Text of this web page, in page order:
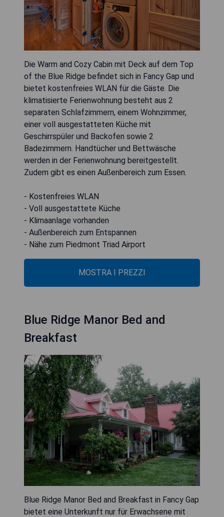
Die Warm and Cozy Cabin mit Deck auf dem Top
of the Blue Ridge befindet sich in Fancy Gap und
bietet kostenfreies WLAN für die Gäste. Die
klimatisierte Ferienwohnung besteht aus 2
separaten Schlafzimmern, einem Wohnzimmer,
einer voll ausgestatteten Küche mit
Geschirrspüler und Backofen sowie 2
Badezimmern. Handtücher und Bettwäsche
werden in der Ferienwohnung bereitgestellt.
Zudem gibt es einen Außenbereich zum Essen.
- Kostenfreies WLAN
- Voll ausgestattete Küche
- Klimaanlage vorhanden
- Außenbereich zum Entspannen
- Nähe zum Piedmont Triad Airport
MOSTRA I PREZZI
Blue Ridge Manor Bed and
Breakfast
Blue Ridge Manor Bed and Breakfast in Fancy Gap
bietet eine Unterkunft nur für Erwachsene mit